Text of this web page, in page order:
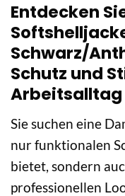
Entdecken
Schwarz/
Schutz und
Arbeitsalltag
Sie suchen eine
nur funktionalen
bietet, sondern
professionellen